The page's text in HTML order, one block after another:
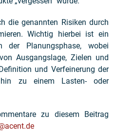
die genannten Risiken durch
Wichtig hierbei ist ein
der Planungsphase, wobei
Ausgangslage, Zielen und
und Verfeinerung der
zu einem Lasten- oder
zu diesem Beitrag